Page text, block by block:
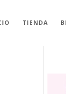
TIENDA